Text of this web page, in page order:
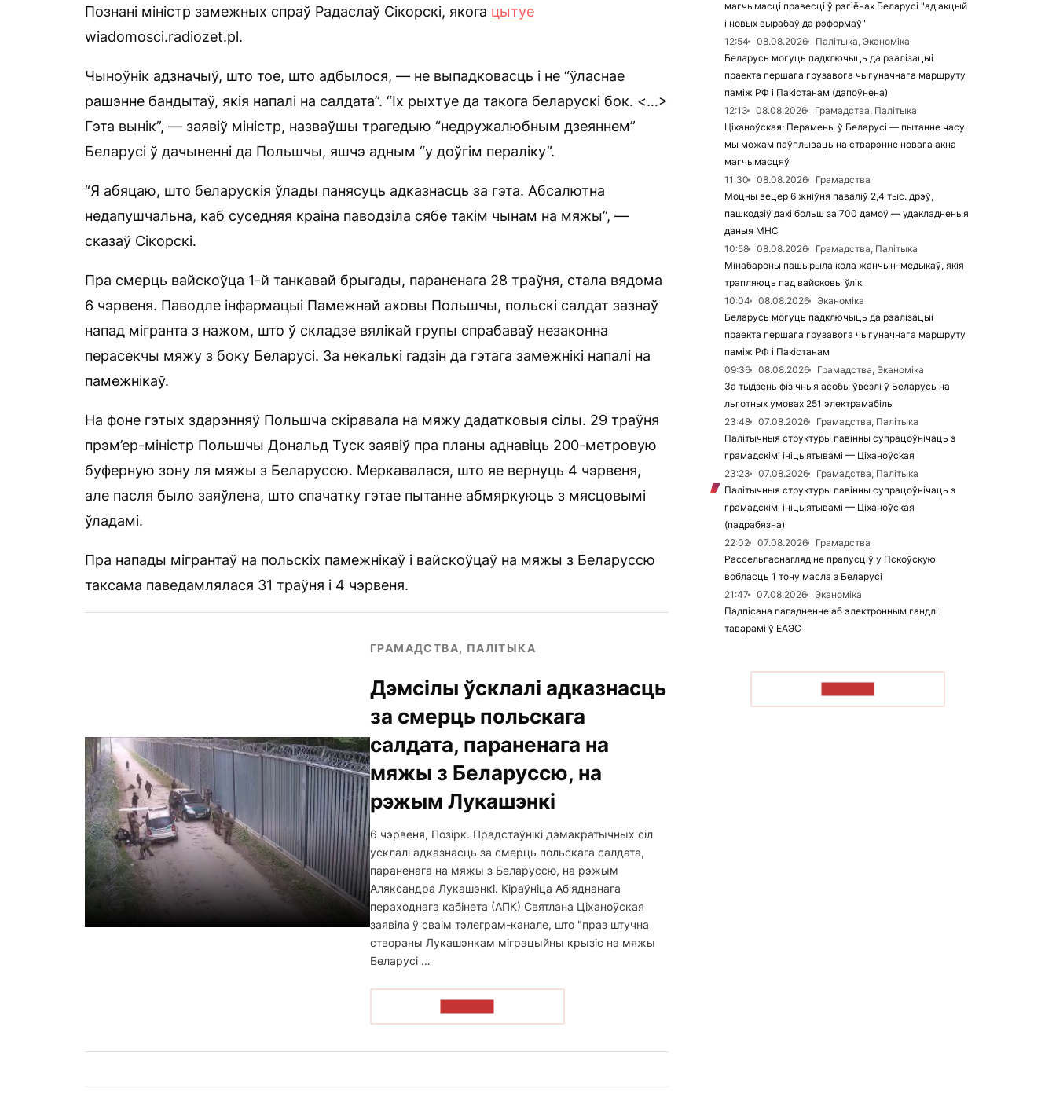
Познані міністр замежных спраў Радаслаў Сікорскі, якога цытуе
wiadomosci.radiozet.pl.
Чыноўнік адзначыў, што тое, што адбылося, — не выпадковасць і не “ўласнае
рашэнне бандытаў, якія напалі на салдата”. “Іх рыхтуе да такога беларускі бок. <…>
Гэта вынік”, — заявіў міністр, назваўшы трагедыю “недружалюбным дзеяннем”
Беларусі ў дачыненні да Польшчы, яшчэ адным “у доўгім пераліку”.
“Я абяцаю, што беларускія ўлады панясуць адказнасць за гэта. Абсалютна
недапушчальна, каб суседняя краіна паводзіла сябе такім чынам на мяжы”, —
сказаў Сікорскі.
Пра смерць вайскоўца 1-й танкавай брыгады, параненага 28 траўня, стала вядома
6 чэрвеня. Паводле інфармацыі Памежнай аховы Польшчы, польскі салдат зазнаў
напад мігранта з нажом, што ў складзе вялікай групы спрабаваў незаконна
перасекчы мяжу з боку Беларусі. За некалькі гадзін да гэтага замежнікі напалі на
памежнікаў.
На фоне гэтых здарэнняў Польшча скіравала на мяжу дадатковыя сілы. 29 траўня
прэм’ер-міністр Польшчы Дональд Туск заявіў пра планы аднавіць 200-метровую
буферную зону ля мяжы з Беларуссю. Меркавалася, што яе вернуць 4 чэрвеня,
але пасля было заяўлена, што спачатку гэтае пытанне абмяркуюць з мясцовымі
ўладамі.
Пра напады мігрантаў на польскіх памежнікаў і вайскоўцаў на мяжы з Беларуссю
таксама паведамлялася 31 траўня і 4 чэрвеня.
ГРАМАДСТВА, ПАЛІТЫКА
Дэмсілы ўсклалі адказнасць
за смерць польскага
салдата, параненага на
мяжы з Беларуссю, на
рэжым Лукашэнкі
6 чэрвеня, Позірк. Прадстаўнікі дэмакратычных сіл
усклалі адказнасць за смерць польскага салдата,
параненага на мяжы з Беларуссю, на рэжым
Аляксандра Лукашэнкі. Кіраўніца Аб'яднанага
пераходнага кабінета (АПК) Святлана Ціханоўская
заявіла ў сваім тэлеграм-канале, што "праз штучна
створаны Лукашэнкам міграцыйны крызіс на мяжы
Беларусі …
магчымасці правесці ў рэгіёнах Беларусі "ад акцый
і новых вырабаў да рэформаў"
12:54
08.08.2026
Палітыка, Эканоміка
Беларусь могуць падключыць да рэалізацыі
праекта першага грузавога чыгуначнага маршруту
паміж РФ і Пакістанам (дапоўнена)
12:13
08.08.2026
Грамадства, Палітыка
Ціханоўская: Перамены ў Беларусі — пытанне часу,
мы можам паўплываць на стварэнне новага акна
магчымасцяў
11:30
08.08.2026
Грамадства
Моцны вецер 6 жніўня паваліў 2,4 тыс. дрэў,
пашкодзіў дахі больш за 700 дамоў — удакладненыя
даныя МНС
10:58
08.08.2026
Грамадства, Палітыка
Мінабароны пашырыла кола жанчын-медыкаў, якія
трапляюць пад вайсковы ўлік
10:04
08.08.2026
Эканоміка
Беларусь могуць падключыць да рэалізацыі
праекта першага грузавога чыгуначнага маршруту
паміж РФ і Пакістанам
09:36
08.08.2026
Грамадства, Эканоміка
За тыдзень фізічныя асобы ўвезлі ў Беларусь на
льготных умовах 251 электрамабіль
23:48
07.08.2026
Грамадства, Палітыка
Палітычныя структуры павінны супрацоўнічаць з
грамадскімі ініцыятывамі — Ціханоўская
23:23
07.08.2026
Грамадства, Палітыка
Палітычныя структуры павінны супрацоўнічаць з
грамадскімі ініцыятывамі — Ціханоўская
(падрабязна)
22:02
07.08.2026
Грамадства
Рассельгаснагляд не прапусціў у Пскоўскую
вобласць 1 тону масла з Беларусі
21:47
07.08.2026
Эканоміка
Падпісана пагадненне аб электронным гандлі
таварамі ў ЕАЭС